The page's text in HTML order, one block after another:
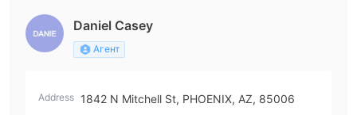
Daniel Casey
Агент
Address 1842 N Mitchell St, PHOENIX, AZ, 85006